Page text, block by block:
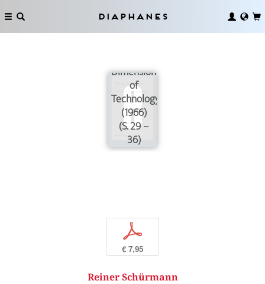
Diaphanes
Dimension
of
Technology?
(1966)
(S. 29 –
36)
p
€ 7,95
Reiner Schürmann